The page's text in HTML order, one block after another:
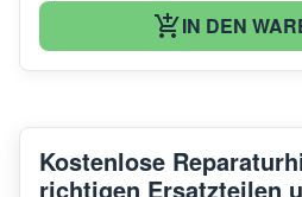
IN DEN
Kostenlose
richtigen Ersatzteilen